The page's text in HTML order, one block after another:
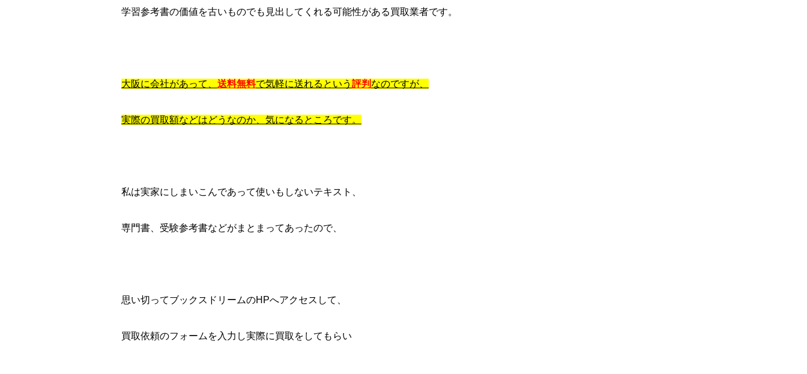
学習参考書の価値を古いものでも見出してくれる可能性がある買取業者です。
大阪に会社があって、 送料無料で気軽に送れるという 評判 なのですが、
実際の買取額などはどうなのか、気になるところです。
私は実家にしまいこんであって使いもしないテキスト、
専門書、受験参考書などがまとまってあったので、
思い切ってブックスドリームのHPへアクセスして、
買取依頼のフォームを入力し実際に買取をしてもらい